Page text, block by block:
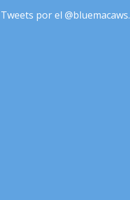
Tweets por el @bluemacaws.